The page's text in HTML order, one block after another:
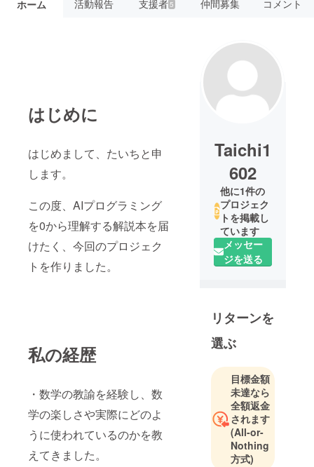
ホーム 活動報告 支援者5 仲間募集 コメント
はじめに
はじめまして、たいちと申
します。
この度、AIプログラミング
を0から理解する解説本を届
けたく、今回のプロジェク
トを作りました。
私の経歴
・数学の教諭を経験し、数
学の楽しさや実際にどのよ
うに使われているのかを教
えてきました。
Taichi1
602
他に1件の
プロジェク
トを掲載し
ています
メッセー
ジを送る
リターンを
選ぶ
目標金額
未達なら
全額返金
されます
(All-or-
Nothing
方式)